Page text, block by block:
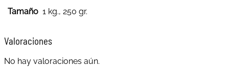
Tamaño 1 kg., 250 gr.
Valoraciones
No hay valoraciones aún.